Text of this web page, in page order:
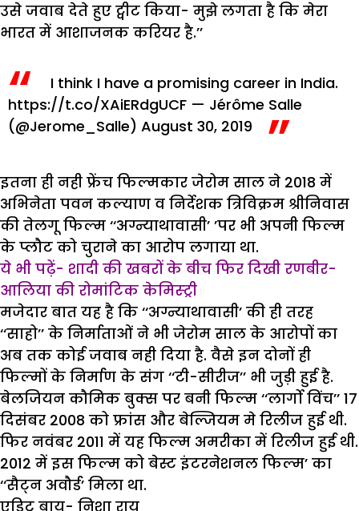
उसे जवाब देते हुए ट्वीट किया- मुझे लगता है कि मेरा
भारत में आशाजनक करियर है.’’
I think I have a promising career in India.
https://t.co/XAiERdgUCF — Jérôme Salle
(@Jerome_Salle) August 30, 2019
इतना ही नही फ्रेंच फिल्मकार जेरोम साल ने 2018 में
अभिनेता पवन कल्याण व निर्देशक त्रिविक्रम श्रीनिवास
की तेलगू फिल्म ‘‘अग्न्याथावासी’ ’पर भी अपनी फिल्म
के प्लौट को चुराने का आरोप लगाया था.
ये भी पढ़ें- शादी की खबरों के बीच फिर दिखी रणबीर-
आलिया की रोमांटिक केमिस्ट्री
मजेदार बात यह है कि ‘‘अग्न्याथावासी’ की ही तरह
‘‘साहो’’ के निर्माताओं ने भी जेरोम साल के आरोपों का
अब तक कोई जवाब नही दिया है. वैसे इन दोनों ही
फिल्मों के निर्माण के संग ‘‘टी-सीरीज’’ भी जुड़ी हुई है.
बेलजियन कौमिक बुक्स पर बनी फिल्म ‘‘लार्गो विंच’’ 17
दिसंबर 2008 को फ्रांस और बेल्जियम मे रिलीज हुई थी.
फिर नवंबर 2011 में यह फिल्म अमरीका में रिलीज हुई थी.
2012 में इस फिल्म को बेस्ट इंटरनेशनल फिल्म’ का
‘‘सैट्न अवौर्ड’ मिला था.
एडिट बाय- निशा राय